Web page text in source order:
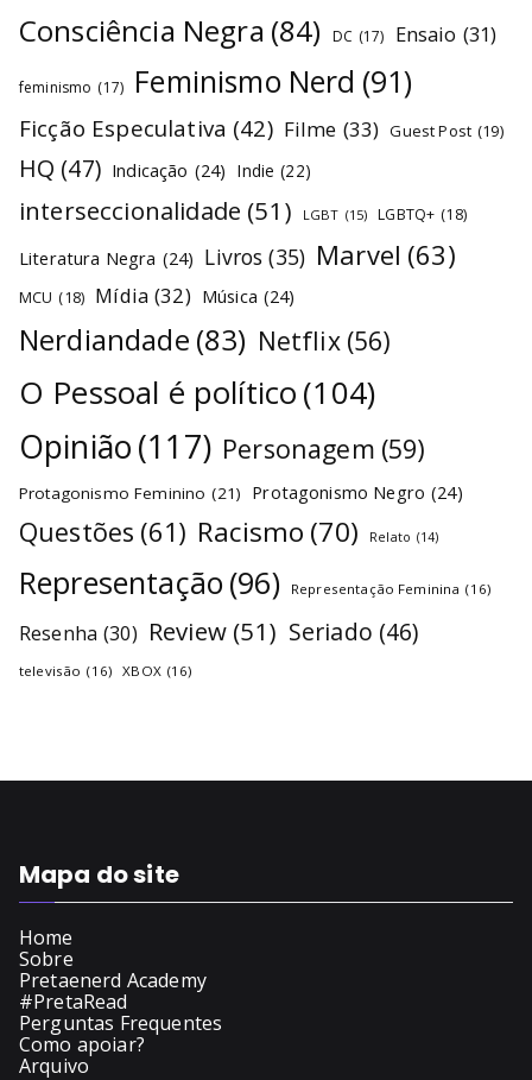
Consciência Negra (84) DC (17) Ensaio (31)
feminismo (17) Feminismo Nerd (91)
Ficção Especulativa (42) Filme (33) Guest Post (19)
HQ (47) Indicação (24) Indie (22)
interseccionalidade (51) LGBT (15) LGBTQ+ (18)
Literatura Negra (24) Livros (35) Marvel (63)
MCU (18) Mídia (32) Música (24)
Nerdiandade (83) Netflix (56)
O Pessoal é político(104)
Opinião(117) Personagem (59)
Protagonismo Feminino (21) Protagonismo Negro (24)
Questões (61) Racismo (70) Relato (14)
Representação (96) Representação Feminina (16)
Resenha (30) Review (51) Seriado (46)
televisão (16) XBOX (16)
Mapa do site
Home
Sobre
Pretaenerd Academy
#PretaRead
Perguntas Frequentes
Como apoiar?
Arquivo